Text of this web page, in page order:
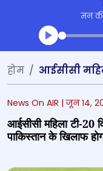
मन
होम
News On AIR |जून 14,
आईसीसी महिला टी-20
पाकिस्तान के खिलाफ